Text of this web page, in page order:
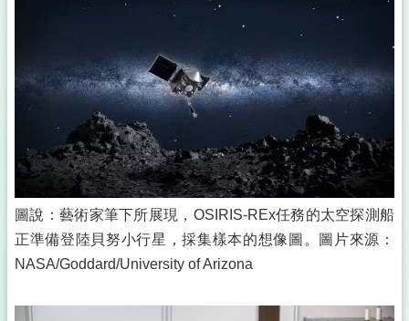
圖說：藝術家筆下所展現，OSIRIS-REx任務的太空探測船
正準備登陸貝努小行星，採集樣本的想像圖。圖片來源：
NASA/Goddard/University of Arizona